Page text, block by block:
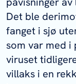
Det ble
fanget i sjø
som var med i
viruset
villaks i en